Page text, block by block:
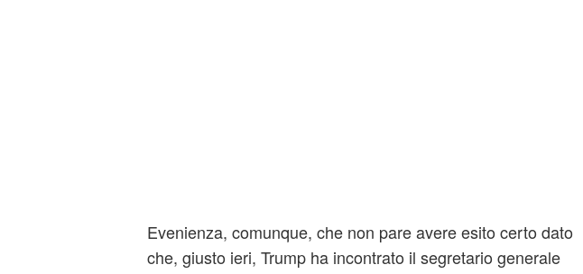
Evenienza, comunque, che non pare avere esito certo dato
che, giusto ieri, Trump ha incontrato il segretario generale